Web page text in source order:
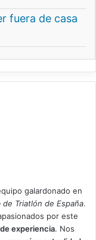
fuera de casa
galardonado en
de Triatlón de España.
por este
experiencia. Nos